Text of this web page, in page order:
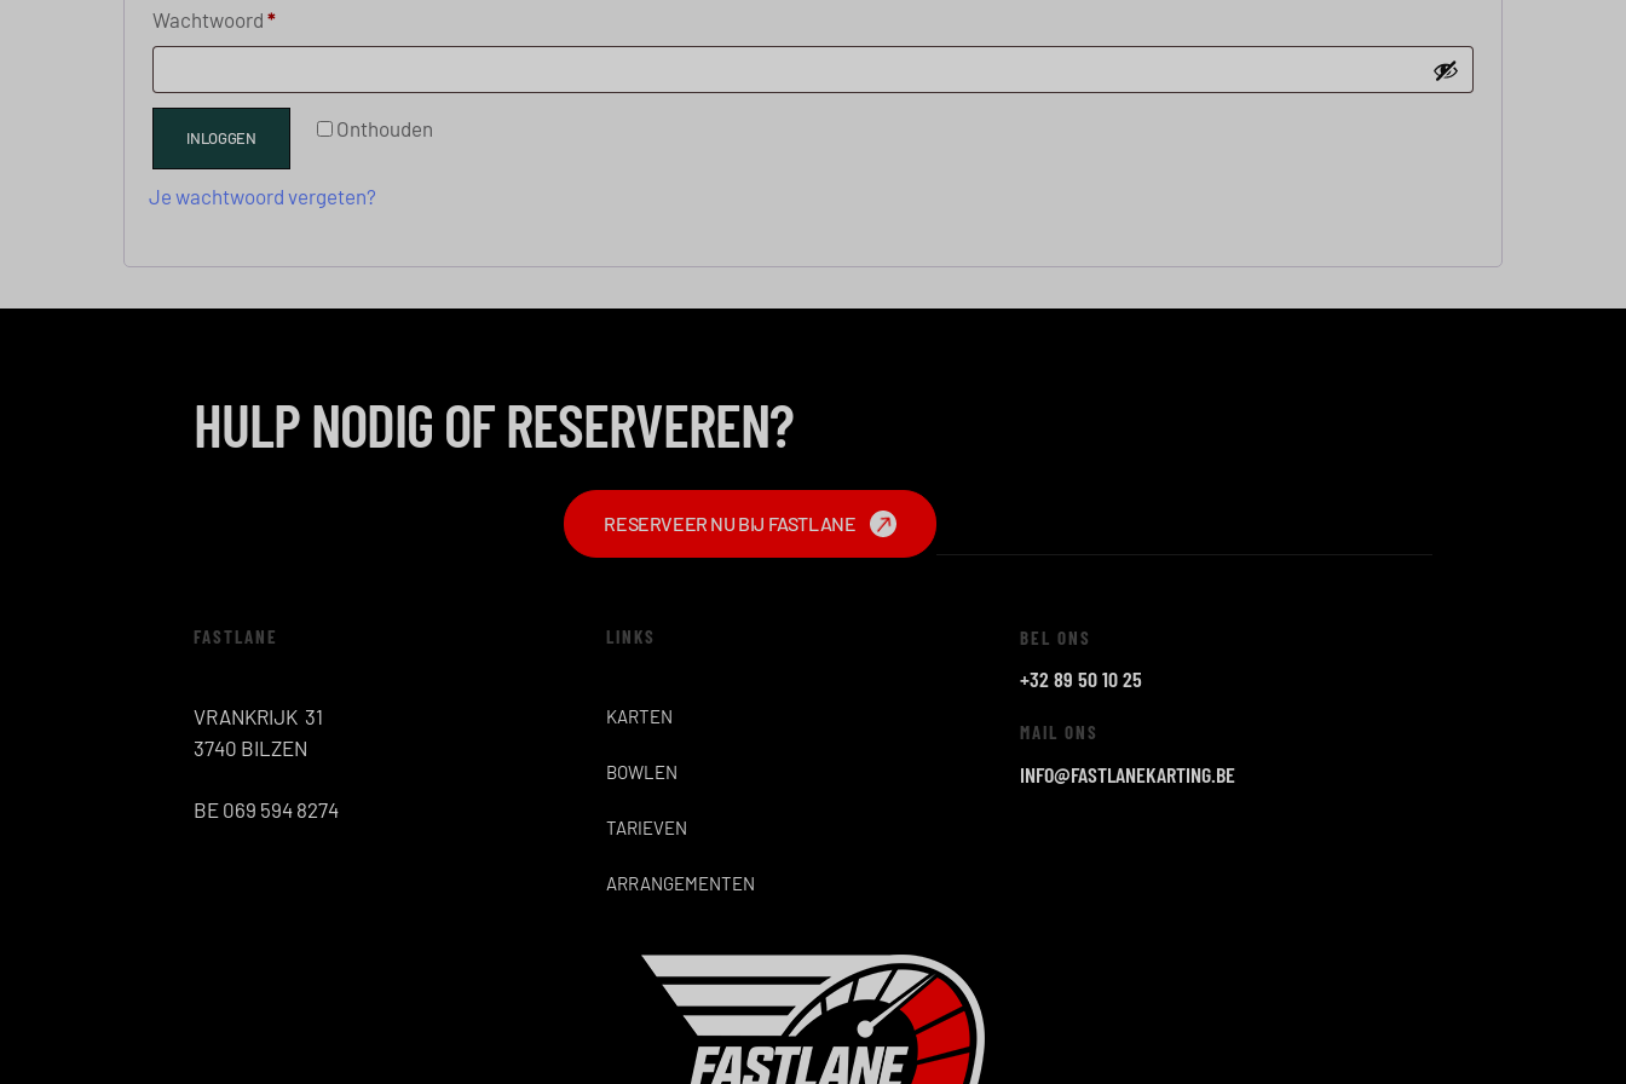
Wachtwoord *
Onthouden
INLOGGEN
Je wachtwoord vergeten?
HULP NODIG OF RESERVEREN?
RESERVEER NU BIJ FASTLANE
FASTLANE
VRANKRIJK 31
3740 BILZEN
BE 069 594 8274
LINKS
KARTEN
BOWLEN
TARIEVEN
ARRANGEMENTEN
BEL ONS
+32 89 50 10 25
MAIL ONS
INFO@FASTLANEKARTING.BE